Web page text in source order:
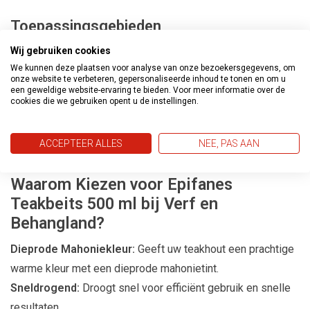
Toepassingsgebieden
Verbleekt of Vergeeld Teakhout:
aankleuren van verbleekt of vergeeld teakhout voorafgaand
aan het aanbrengen van een vernissysteem.
Camoufleert Kleurverschillen:
Kan worden toegevoegd
kleurverschillen in het hout te camoufleren.
Waarom Kiezen voor Epifanes
Teakbeits 500 ml bij Verf en
Behangland?
Dieprode Mahoniekleur: Geeft uw teakhout een prachtige
warme kleur met een dieprode mahonietint.
Sneldrogend: Droogt snel voor efficiënt gebruik en snelle
Wij gebruiken cookies
We kunnen deze plaatsen voor analyse van onze bezoekersgegevens, om
onze website te verbeteren, gepersonaliseerde inhoud te tonen en om u
een geweldige website-ervaring te bieden. Voor meer informatie over de
cookies die we gebruiken opent u de instellingen.
ACCEPTEER ALLES NEE, PAS AAN